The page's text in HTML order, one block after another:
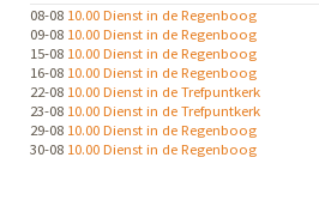
08-08 10.00 Dienst in de Regenboog
09-08 10.00 Dienst in de Regenboog
15-08 10.00 Dienst in de Regenboog
16-08 10.00 Dienst in de Regenboog
22-08 10.00 Dienst in de Trefpuntkerk
23-08 10.00 Dienst in de Trefpuntkerk
29-08 10.00 Dienst in de Regenboog
30-08 10.00 Dienst in de Regenboog